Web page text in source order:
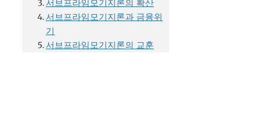
서브프라임모기지론의 확산
서브프라임모기지론과 금융위
기
서브프라임모기지론의 교훈